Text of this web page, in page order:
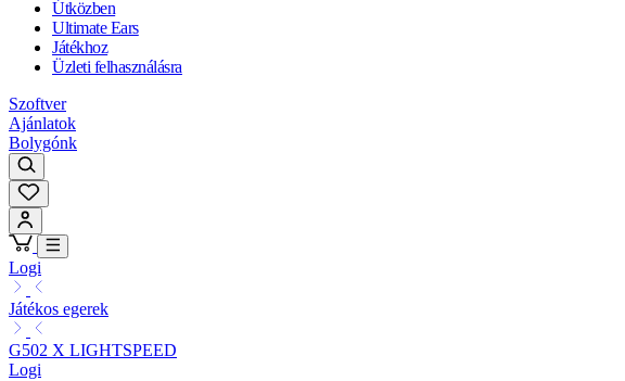
Útközben
Ultimate Ears
Játékhoz
Üzleti felhasználásra
Szoftver
Ajánlatok
Bolygónk
Logi
Játékos egerek
G502 X LIGHTSPEED
Logi